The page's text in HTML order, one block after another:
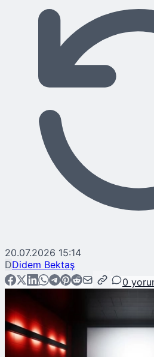
20.07.2026 15:14
DDidem Bektaş
0